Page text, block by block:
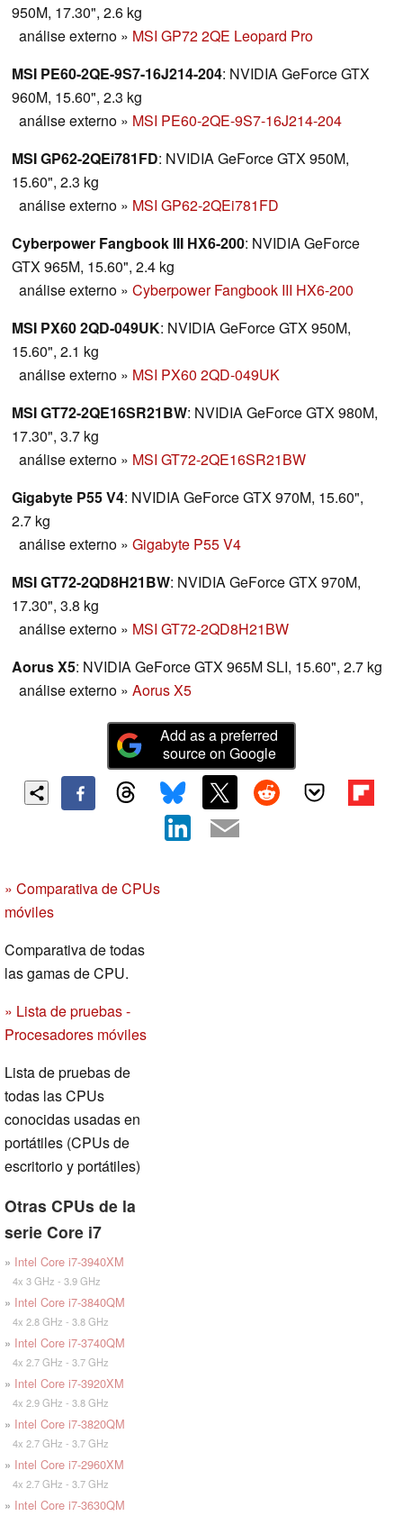
950M, 17.30", 2.6 kg
análise externo » MSI GP72 2QE Leopard Pro
MSI PE60-2QE-9S7-16J214-204: NVIDIA GeForce GTX
960M, 15.60", 2.3 kg
análise externo » MSI PE60-2QE-9S7-16J214-204
MSI GP62-2QEi781FD: NVIDIA GeForce GTX 950M,
15.60", 2.3 kg
análise externo » MSI GP62-2QEi781FD
Cyberpower Fangbook III HX6-200: NVIDIA GeForce
GTX 965M, 15.60", 2.4 kg
análise externo » Cyberpower Fangbook III HX6-200
MSI PX60 2QD-049UK: NVIDIA GeForce GTX 950M,
15.60", 2.1 kg
análise externo » MSI PX60 2QD-049UK
MSI GT72-2QE16SR21BW: NVIDIA GeForce GTX 980M,
17.30", 3.7 kg
análise externo » MSI GT72-2QE16SR21BW
Gigabyte P55 V4: NVIDIA GeForce GTX 970M, 15.60",
2.7 kg
análise externo » Gigabyte P55 V4
MSI GT72-2QD8H21BW: NVIDIA GeForce GTX 970M,
17.30", 3.8 kg
análise externo » MSI GT72-2QD8H21BW
Aorus X5: NVIDIA GeForce GTX 965M SLI, 15.60", 2.7 kg
análise externo » Aorus X5
Add as a preferred
source on Google
» Comparativa de CPUs
móviles
Comparativa de todas
las gamas de CPU.
» Lista de pruebas -
Procesadores móviles
Lista de pruebas de
todas las CPUs
conocidas usadas en
portátiles (CPUs de
escritorio y portátiles)
Otras CPUs de la
serie Core i7
» Intel Core i7-3940XM
4x 3 GHz - 3.9 GHz
» Intel Core i7-3840QM
4x 2.8 GHz - 3.8 GHz
» Intel Core i7-3740QM
4x 2.7 GHz - 3.7 GHz
» Intel Core i7-3920XM
4x 2.9 GHz - 3.8 GHz
» Intel Core i7-3820QM
4x 2.7 GHz - 3.7 GHz
» Intel Core i7-2960XM
4x 2.7 GHz - 3.7 GHz
» Intel Core i7-3630QM